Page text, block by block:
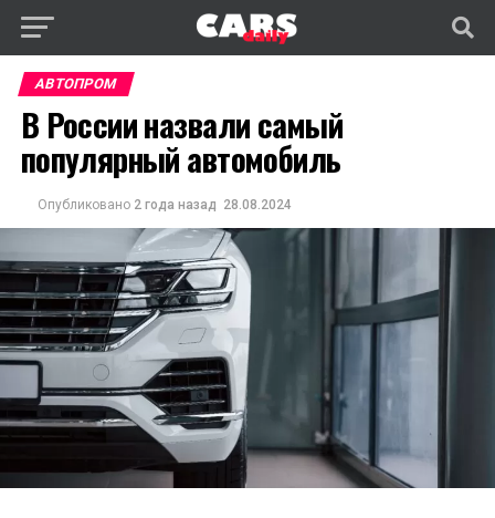
АВТОПРОМ
В России назвали самый
популярный автомобиль
Опубликовано 2 года назад 28.08.2024